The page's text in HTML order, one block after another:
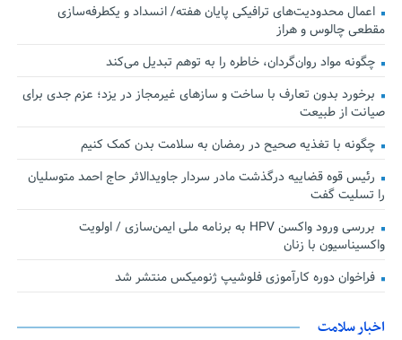
اعمال محدودیت‌های ترافیکی پایان هفته/ انسداد و یکطرفه‌سازی
مقطعی چالوس و هراز
چگونه مواد روان‌گردان، خاطره را به توهم تبدیل می‌کند
برخورد بدون تعارف با ساخت‌ و سازهای غیرمجاز در یزد؛ عزم جدی برای
صیانت از طبیعت
چگونه با تغذیه صحیح در رمضان به سلامت بدن کمک کنیم
رئیس قوه قضاییه درگذشت مادر سردار جاویدالاثر حاج احمد متوسلیان
را تسلیت گفت
بررسی ورود واکسن HPV به برنامه ملی ایمن‌سازی / اولویت
واکسیناسیون با زنان
فراخوان دوره کارآموزی فلوشیپ ژنومیکس منتشر شد
اخبار سلامت